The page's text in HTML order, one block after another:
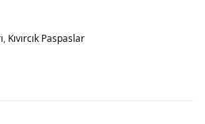
, Kıvırcık Paspaslar